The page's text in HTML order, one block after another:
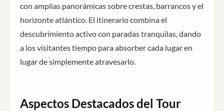
con amplias panorámicas sobre crestas, barrancos y el
horizonte atlántico. El itinerario combina el
descubrimiento activo con paradas tranquilas, dando
a los visitantes tiempo para absorber cada lugar en
lugar de simplemente atravesarlo.
Aspectos Destacados del Tour